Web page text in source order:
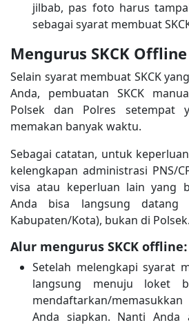
jilbab, pas foto harus
sebagai syarat membuat
Mengurus SKCK Offline
Selain syarat membuat SKCK
Anda, pembuatan SKCK
Polsek dan Polres setempat
memakan banyak waktu.
Sebagai catatan, untuk
kelengkapan administrasi PNS/
visa atau keperluan lain yang
Anda bisa langsung
Kabupaten/Kota), bukan di Polsek.
Alur mengurus SKCK offline:
Setelah melengkapi syarat
langsung menuju loket
mendaftarkan/
Anda siapkan. Nanti